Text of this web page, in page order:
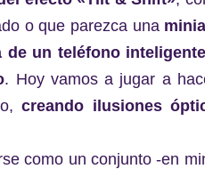
o que parezca una
un teléfono
. Hoy vamos a jugar a
creando ilusiones
como un conjunto -en